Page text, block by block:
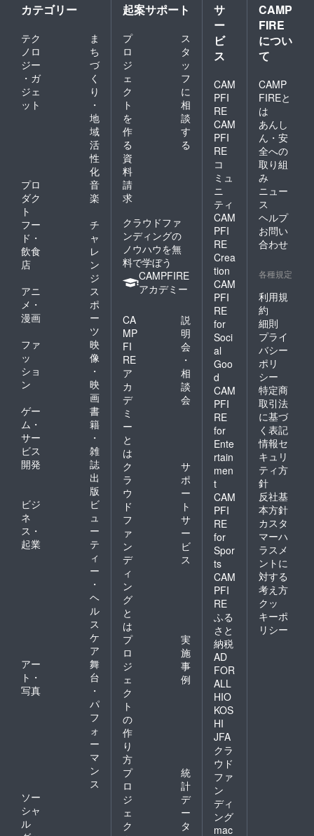
カテゴリー
テク
ノロ
ジー
・ガ
ジェ
ット
ま
ち
づ
く
り
・
地
域
活
性
化
プロ
ダク
ト
音
楽
フー
ド・
飲食
店
チ
ャ
レ
ン
ジ
アニ
メ・
漫画
ス
ポ
ー
ツ
ファ
ッ
ショ
ン
映
像
・
映
画
ゲー
ム・
サー
ビス
開発
書
籍
・
雑
誌
出
版
ビジ
ネ
ス・
起業
ビ
ュ
ー
テ
ィ
ー
・
ヘ
ル
ス
ケ
ア
アー
ト・
写真
舞
台
・
パ
フ
ォ
ー
マ
ン
ス
ソー
シャ
ル
起案サポート
プ
ロ
ジ
ェ
ク
ト
を
作
る
ス
タ
ッ
フ
に
相
談
す
る
資
料
請
求
クラウドファ
ンディングの
ノウハウを無
料で学ぼう
CAMPFIRE
アカデミー
CA
MP
FI
RE
ア
カ
デ
ミ
ー
と
は
説
明
会
・
相
談
会
ク
ラ
ウ
ド
フ
ァ
ン
デ
ィ
ン
グ
と
は
サ
ポ
ー
ト
サ
ー
ビ
ス
プ
ロ
ジ
ェ
ク
ト
の
作
り
方
実
施
事
例
プ
ロ
ジ
ェ
ク
統
計
デ
ー
タ
サ
ー
ビ
ス
CAM
PFI
RE
CAM
PFI
RE
コ
ミュ
ニ
ティ
CAM
PFI
RE
Crea
tion
CAM
PFI
RE
for
Soci
al
Goo
d
CAM
PFI
RE
for
Ente
rtain
men
t
CAM
PFI
RE
for
Spor
ts
CAM
PFI
RE
ふる
さと
納税
AD
FOR
ALL
HIO
KOS
HI
JFA
クラ
ウド
ファ
ン
ディ
ング
mac
CAMP
FIRE
につい
て
CAMP
FIREと
は
あんし
ん・安
全への
取り組
み
ニュー
ス
ヘルプ
お問い
合わせ
各種規定
利用規
約
細則
プライ
バシー
ポリ
シー
特定商
取引法
に基づ
く表記
情報セ
キュリ
ティ方
針
反社基
本方針
カスタ
マーハ
ラスメ
ントに
対する
考え方
クッ
キーポ
リシー